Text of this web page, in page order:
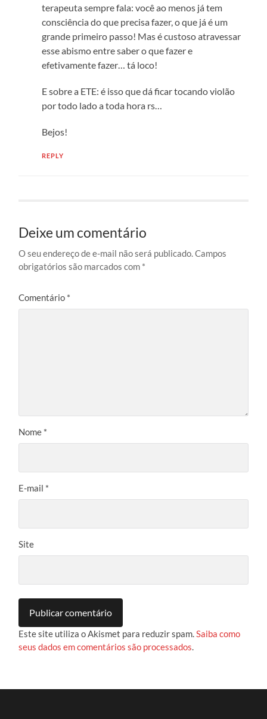
terapeuta sempre fala: você ao menos já tem
consciência do que precisa fazer, o que já é um
grande primeiro passo! Mas é custoso atravessar
esse abismo entre saber o que fazer e
efetivamente fazer… tá loco!
E sobre a ETE: é isso que dá ficar tocando violão
por todo lado a toda hora rs…
Bejos!
REPLY
Deixe um comentário
O seu endereço de e-mail não será publicado.Campos
obrigatórios são marcados com *
Comentário *
Nome *
E-mail *
Site
Este site utiliza o Akismet para reduzir spam.Saiba como
seus dados em comentários são processados.